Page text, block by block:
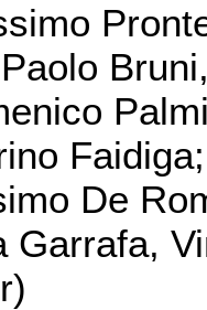
Paolo
Faidiga;
De
Garrafa,